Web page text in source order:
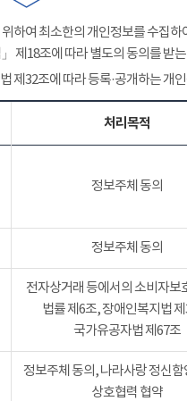
하여 최소한의 개인정보를 수집
제18조에 따라 별도의 동의를 받
제32조에 따라 등록·공개하는 개
처리목적
정보주체 동의
정보주체 동의
전자상거래 등에서의 소비자보
법률 제6조, 장애인복지법
국가유공자법 제67조
정보주체 동의, 나라사랑 정신함
상호협력 협약